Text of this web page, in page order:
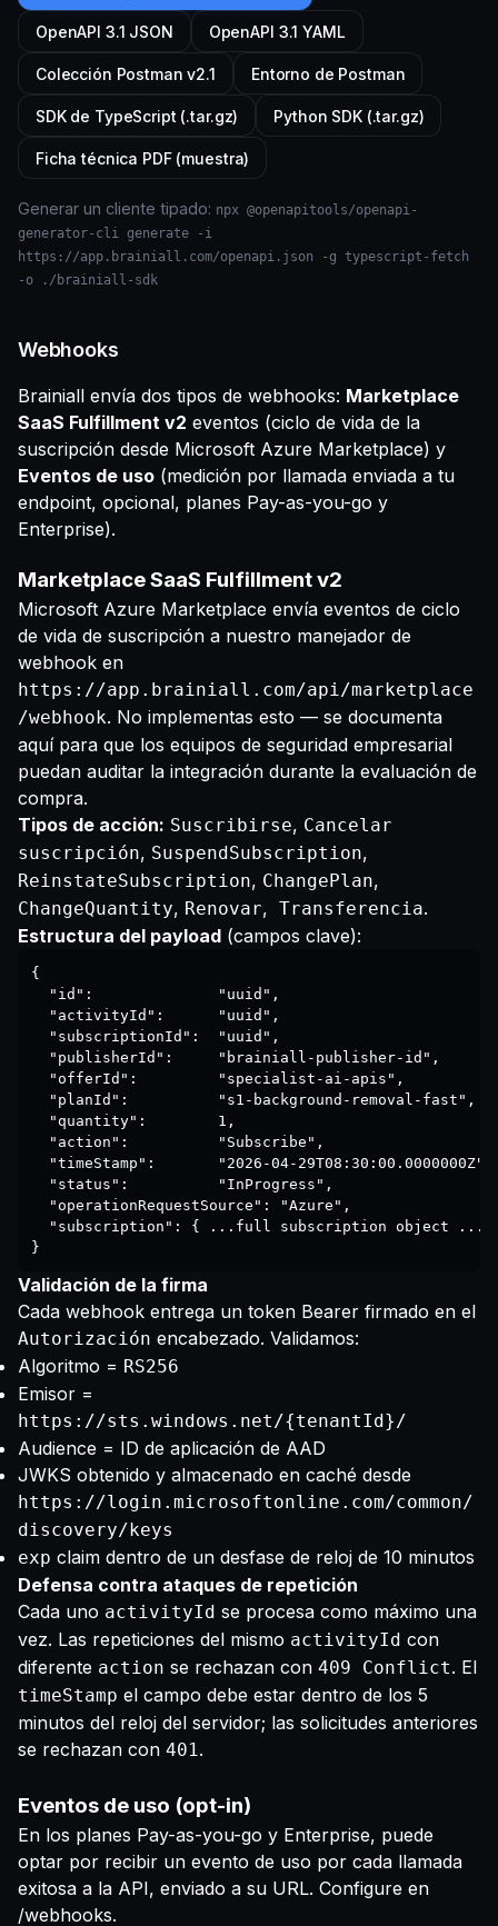
OpenAPI 3.1 JSON OpenAPI 3.1 YAML
Colección Postman v2.1 Entorno de Postman
SDK de TypeScript (.tar.gz) Python SDK (.tar.gz)
Ficha técnica PDF (muestra)
Generar un cliente tipado: npx @openapitools/openapi-
generator-cli generate -i
https://app.brainiall.com/openapi.json -g typescript-fetch
-o ./brainiall-sdk
Webhooks
Brainiall envía dos tipos de webhooks: Marketplace
SaaS Fulfillment v2 eventos (ciclo de vida de la
suscripción desde Microsoft Azure Marketplace) y
Eventos de uso (medición por llamada enviada a tu
endpoint, opcional, planes Pay-as-you-go y
Enterprise).
Marketplace SaaS Fulfillment v2
Microsoft Azure Marketplace envía eventos de ciclo
de vida de suscripción a nuestro manejador de
webhook en
https://app.brainiall.com/api/marketplace
/webhook. No implementas esto — se documenta
aquí para que los equipos de seguridad empresarial
puedan auditar la integración durante la evaluación de
compra.
Tipos de acción: Suscribirse, Cancelar
suscripción, SuspendSubscription,
ReinstateSubscription, ChangePlan,
ChangeQuantity, Renovar, Transferencia.
Estructura del payload (campos clave):
{
  "id":              "uuid",
  "activityId":      "uuid",
  "subscriptionId":  "uuid",
  "publisherId":     "brainiall-publisher-id",
  "offerId":         "specialist-ai-apis",
  "planId":          "s1-background-removal-fast",
  "quantity":        1,
  "action":          "Subscribe",
  "timeStamp":       "2026-04-29T08:30:00.0000000Z",
  "status":          "InProgress",
  "operationRequestSource": "Azure",
"subscription": { ...full subscription object ...
}
Validación de la firma
Cada webhook entrega un token Bearer firmado en el
Autorización encabezado. Validamos:
Algoritmo = RS256
Emisor =
https://sts.windows.net/{tenantId}/
Audience = ID de aplicación de AAD
JWKS obtenido y almacenado en caché desde
https://login.microsoftonline.com/common/
discovery/keys
exp claim dentro de un desfase de reloj de 10 minutos
Defensa contra ataques de repetición
Cada uno activityId se procesa como máximo una
vez. Las repeticiones del mismo activityId con
diferente action se rechazan con 409 Conflict. El
timeStamp el campo debe estar dentro de los 5
minutos del reloj del servidor; las solicitudes anteriores
se rechazan con 401.
Eventos de uso (opt-in)
En los planes Pay-as-you-go y Enterprise, puede
optar por recibir un evento de uso por cada llamada
exitosa a la API, enviado a su URL. Configure en
/webhooks.